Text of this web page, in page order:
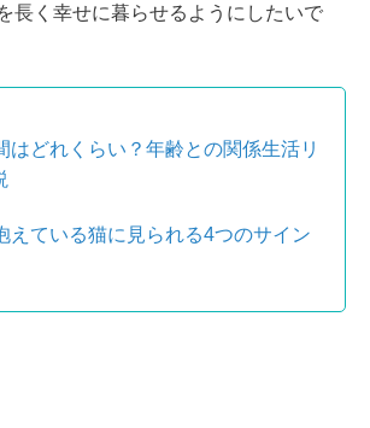
長く幸せに暮らせるようにしたいで
はどれくらい？年齢との関係生活リ
えている猫に見られる4つのサイン